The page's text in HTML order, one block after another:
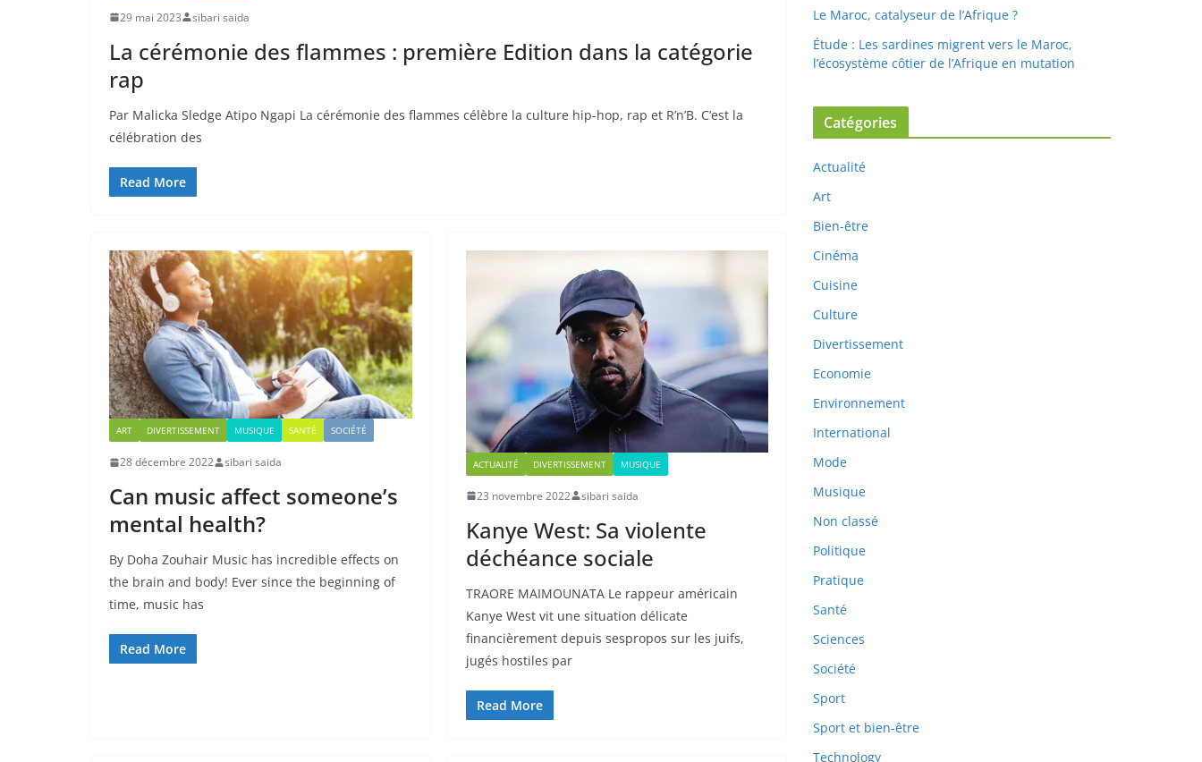
29 mai 2023 sibari saida
La cérémonie des flammes : première Edition dans la catégorie
rap
Par Malicka Sledge Atipo Ngapi La cérémonie des flammes célèbre la culture hip-hop, rap et R’n’B. C’est la
célébration des
Read More
ART DIVERTISSEMENT MUSIQUE SANTÉ SOCIÉTÉ
28 décembre 2022 sibari saida
Can music affect someone’s
mental health?
By Doha Zouhair Music has incredible effects on
the brain and body! Ever since the beginning of
time, music has
Read More
ACTUALITÉ DIVERTISSEMENT MUSIQUE
23 novembre 2022 sibari saida
Kanye West: Sa violente
déchéance sociale
TRAORE MAIMOUNATA Le rappeur américain
Kanye West vit une situation délicate
financièrement depuis sespropos sur les juifs,
jugés hostiles par
Read More
Le Maroc, catalyseur de l’Afrique ?
Étude : Les sardines migrent vers le Maroc,
l’écosystème côtier de l’Afrique en mutation
Catégories
Actualité
Art
Bien-être
Cinéma
Cuisine
Culture
Divertissement
Economie
Environnement
International
Mode
Musique
Non classé
Politique
Pratique
Santé
Sciences
Société
Sport
Sport et bien-être
Technology